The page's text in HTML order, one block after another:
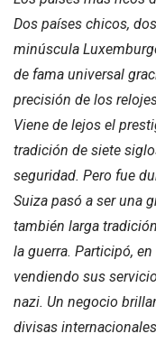
Dos países chicos,
minúscula
de fama universal
precisión de los
Viene de lejos el
tradición de siete
seguridad. Pero fue
Suiza pasó a ser una
también larga
la guerra. Participó,
vendiendo sus
nazi. Un negocio
divisas